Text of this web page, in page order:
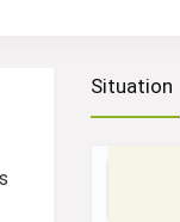
Situation